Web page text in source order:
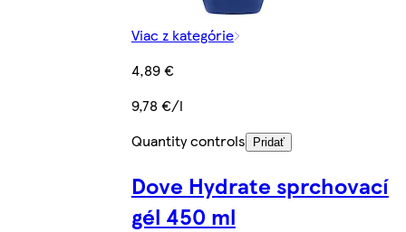
Viac z kategórie
4,89 €
9,78 €/l
Quantity controls
Pridať
Dove Hydrate sprchovací
gél 450 ml